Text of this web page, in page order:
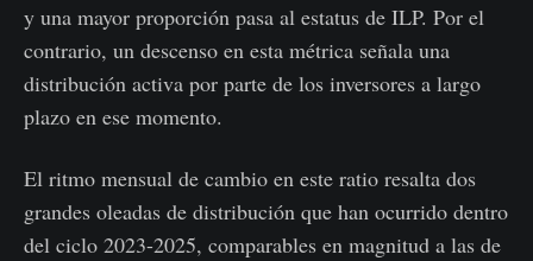
y una mayor proporción pasa al estatus de ILP. Por el
contrario, un descenso en esta métrica señala una
distribución activa por parte de los inversores a largo
plazo en ese momento.
El ritmo mensual de cambio en este ratio resalta dos
grandes oleadas de distribución que han ocurrido dentro
del ciclo 2023-2025, comparables en magnitud a las de